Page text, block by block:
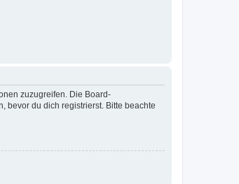
zuzugreifen. Die Board-
bevor du dich registrierst. Bitte beachte